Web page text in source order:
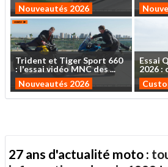
Nouveautés 2026
Trident et TigerSport 660
: l'essaividéo MNCdes...
Nouveautés 2026
Essai
2026 :
27 ans d'actualité moto :